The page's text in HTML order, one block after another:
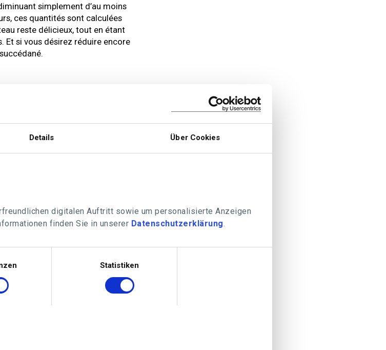
Details Über Cookies
digitalen Auftritt sowie um personalisierte Anzeigen
finden Sie in unserer Datenschutzerklärung.
Statistiken
simplement d’au moins
ces quantités sont calculées
reste délicieux, tout en étant
Et si vous désirez réduire encore
d’entre eux contiennent